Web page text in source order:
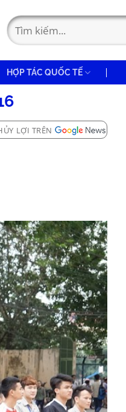
HỢP TÁC QUỐC TẾ
LỢI TRÊN